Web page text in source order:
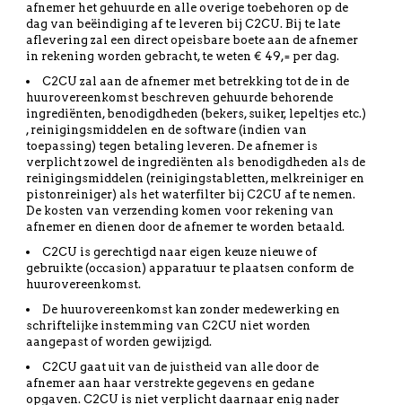
afnemer het gehuurde en alle overige toebehoren op de
dag van beëindiging af te leveren bij C2CU. Bij te late
aflevering zal een direct opeisbare boete aan de afnemer
in rekening worden gebracht, te weten € 49,= per dag.
C2CU zal aan de afnemer met betrekking tot de in de
huurovereenkomst beschreven gehuurde behorende
ingrediënten, benodigdheden (bekers, suiker, lepeltjes etc.)
, reinigingsmiddelen en de software (indien van
toepassing) tegen betaling leveren. De afnemer is
verplicht zowel de ingrediënten als benodigdheden als de
reinigingsmiddelen (reinigingstabletten, melkreiniger en
pistonreiniger) als het waterfilter bij C2CU af te nemen.
De kosten van verzending komen voor rekening van
afnemer en dienen door de afnemer te worden betaald.
C2CU is gerechtigd naar eigen keuze nieuwe of
gebruikte (occasion) apparatuur te plaatsen conform de
huurovereenkomst.
De huurovereenkomst kan zonder medewerking en
schriftelijke instemming van C2CU niet worden
aangepast of worden gewijzigd.
C2CU gaat uit van de juistheid van alle door de
afnemer aan haar verstrekte gegevens en gedane
opgaven. C2CU is niet verplicht daarnaar enig nader